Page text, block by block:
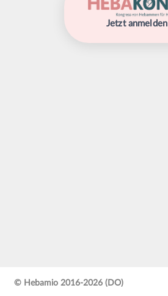
Jetzt anmelden
© Hebamio 2016-2026 (DO)